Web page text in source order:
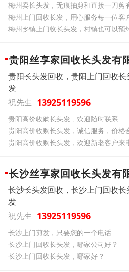
梅州卖长头发，无痕抽剪和直接一刀剪
梅州上门回收长发，用心服务每一位客
梅州乡镇上门收长头发，村镇也可以预
贵阳丝享家回收长头发有
贵阳长头发回收，贵阳上门回收
发
祝先生 13925119596
贵阳高价收购长头发，欢迎随时联系
贵阳高价收购长头发，诚信服务，价格
贵阳高价收购长头发，欢迎新老客户来
长沙丝享家回收长头发有
长沙长头发回收，长沙上门回收
发
祝先生 13925119596
长沙上门剪发，只要您的一个电话
长沙上门回收长头发，哪家公司好？
长沙上门回收长头发，哪家好？